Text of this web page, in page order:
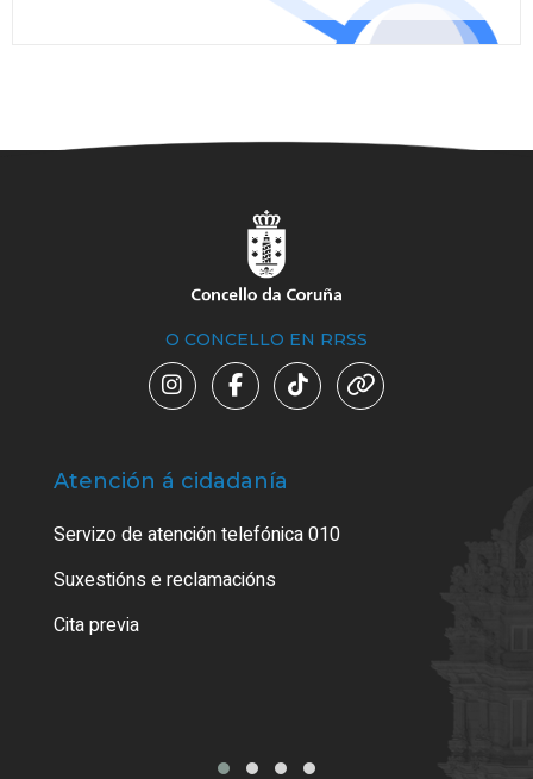
O CONCELLO EN RRSS
Atención á cidadanía
Servizo de atención telefónica 010
Suxestións e reclamacións
Cita previa